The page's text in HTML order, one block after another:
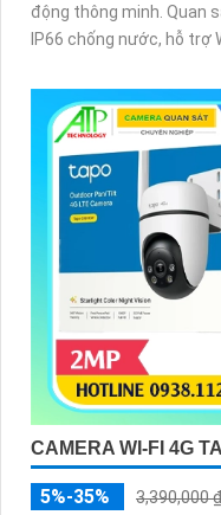
động thông minh. Quan sát ban đêm có màu sắc nét, chuẩn
IP66 chống nước, hỗ trợ
lắp đặt
CAMERA WI-FI 4G
5%-35%
3,390,000 ₫